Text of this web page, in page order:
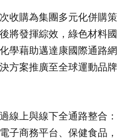
收購為集團多元化併購策
將發揮綜效，綠色材料國
學藉助邁達康國際通路網
方案推廣至全球運動品牌
線上與線下全通路整合：
子商務平台、保健食品，